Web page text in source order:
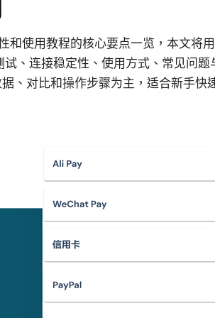
使用教程的核心要点一览，本文将
、连接稳定性、使用方式、常见问题
、对比和操作步骤为主，适合新手快